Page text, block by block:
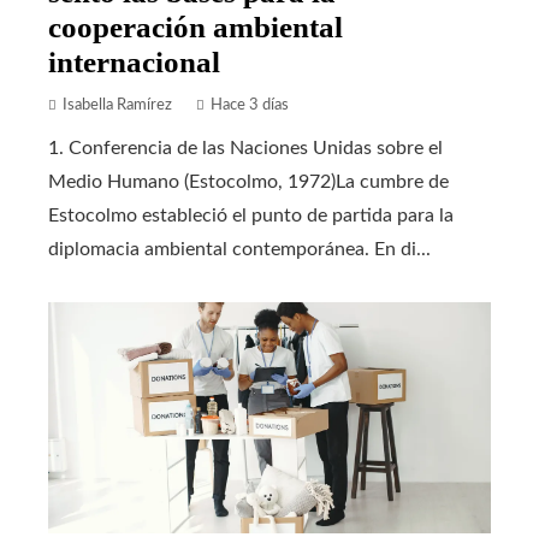
cooperación ambiental
internacional
Isabella Ramírez Hace 3 días
1. Conferencia de las Naciones Unidas sobre el
Medio Humano (Estocolmo, 1972)La cumbre de
Estocolmo estableció el punto de partida para la
diplomacia ambiental contemporánea. En di...